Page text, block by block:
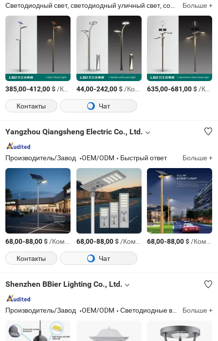
Больше +
385,00-412,00$/Комплект 44,00-242,00$/Комплект 635,00-681,00$/Комплект
Контакты
Чат
Yangzhou Qiangsheng Electric Co., Ltd.
Производитель/Завод OEM/ODM Быстрый ответ Больше +
68,00-88,00$/Комплект 68,00-88,00$/Комплект 68,00-88,00$/Комплект
Контакты
Чат
Shenzhen BBier Lighting Co., Ltd.
Производитель/Завод OEM/ODM Светодиодные высокие светильники, светодиодные настенные светильники, светодиодные навесные светильники, светодиодные светильники для автозаправочных станций, светодиодные уличные светильники, светодиодные рабочие светильники, взрывозащищенные светильники, светодиодные солнечные уличные лампы, солнечные светодиодные лампы для столбов Больше +